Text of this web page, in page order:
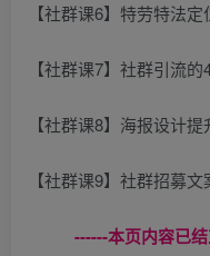
【社群课6】特劳特法
【社群课7】社群引流
【社群课8】海报设计
【社群课9】社群招募
------本页内容已